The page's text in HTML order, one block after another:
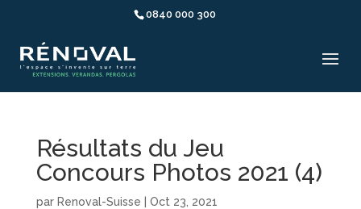
0840 000 300
Résultats du Jeu
Concours Photos 2021 (4)
par Renoval-Suisse Oct 23, 2021